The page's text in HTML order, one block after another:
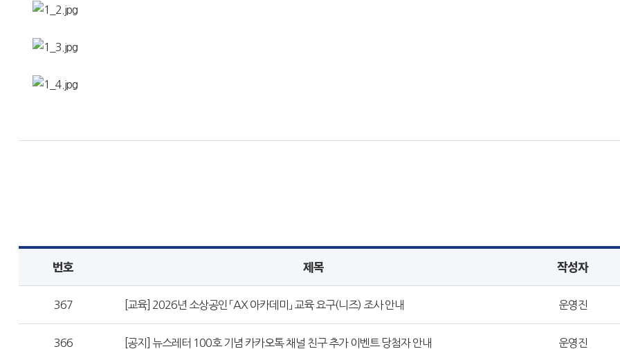
번호 제목 작성자
367 [교육] 2026년 소상공인 「AX 아카데미」 교육 요구(니즈) 조사 안내 운영진
366 [공지] 뉴스레터 100호 기념 카카오톡 채널 친구 추가 이벤트 당첨자 안내 운영진